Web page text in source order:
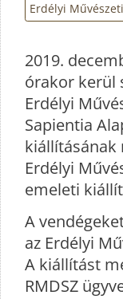
Erdélyi
2019.
órakor kerül
Erdélyi
Sapientia
kiállításának
Erdélyi
emeleti
A
az Erdélyi
A kiállítást
RMDSZ